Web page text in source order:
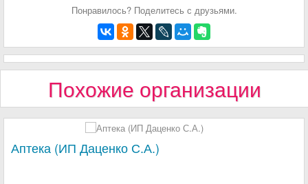
Понравилось? Поделитесь с друзьями.
Похожие организации
Аптека (ИП Даценко С.А.)